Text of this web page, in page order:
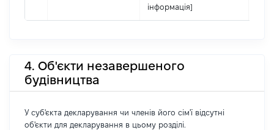
інформація]
4. Об'єкти незавершеного
будівництва
У суб'єкта декларування чи членів його сім'ї відсутні
об'єкти для декларування в цьому розділі.